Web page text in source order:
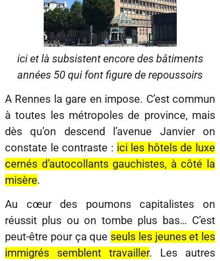
ici et là subsistent encore des bâtiments
années 50 qui font figure de repoussoirs
A Rennes la gare en impose. C’est commun
à toutes les métropoles de province, mais
dès qu’on descend l’avenue Janvier on
constate le contraste : ici les hôtels de luxe
cernés d’autocollants gauchistes, à côté la
misère.
Au cœur des poumons capitalistes on
réussit plus ou on tombe plus bas… C’est
peut-être pour ça que seuls les jeunes et les
immigrés semblent travailler. Les autres